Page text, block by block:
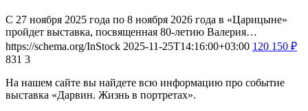
С 27 ноября 2025 года по 8 ноября 2026 года в «Царицыне»
пройдет выставка, посвященная 80-летию Валерия…
https://schema.org/InStock 2025-11-25T14:16:00+03:00 120 150 ₽
831 3
На нашем сайте вы найдете всю информацию про событие
выставка «Дарвин. Жизнь в портретах».